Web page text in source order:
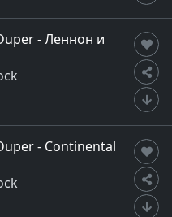
- Леннон и
- Continental